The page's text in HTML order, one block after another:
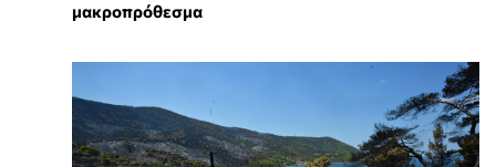
μακροπρόθεσμα